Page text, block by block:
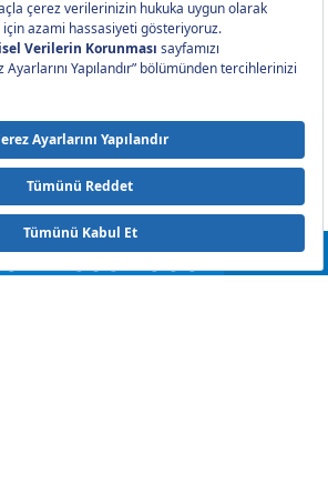
0212 393 2000
mı var?
Servisi Bul